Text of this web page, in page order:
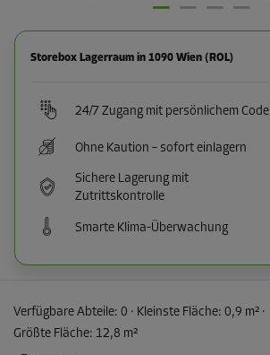
Storebox Lagerraum in 1090 Wien (ROL)
24/7 Zugang mit persönlichem Code
Ohne Kaution – sofort einlagern
Sichere Lagerung mit
Zutrittskontrolle
Smarte Klima-Überwachung
Verfügbare Abteile: 0 · Kleinste Fläche: 0,9 m² ·
Größte Fläche: 12,8 m²